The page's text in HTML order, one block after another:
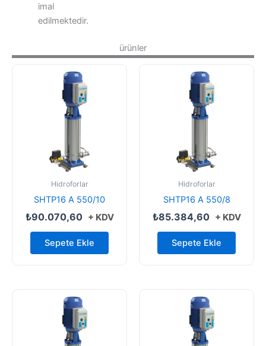
imal
edilmektedir.
ürünler
Hidroforlar
SHTP16 A 550/10
₺90.070,60 + KDV
Sepete Ekle
Hidroforlar
SHTP16 A 550/8
₺85.384,60 + KDV
Sepete Ekle